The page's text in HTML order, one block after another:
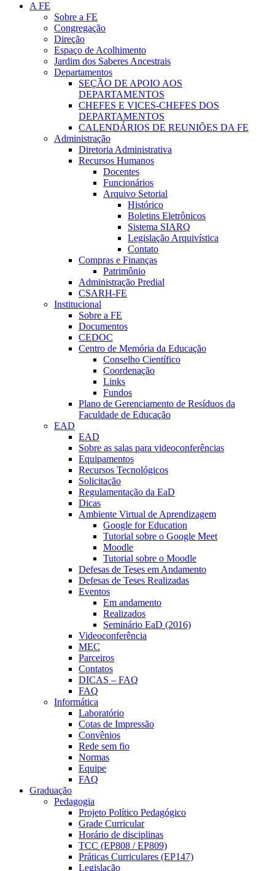
A FE
Sobre a FE
Congregação
Direção
Espaço de Acolhimento
Jardim dos Saberes Ancestrais
Departamentos
SEÇÃO DE APOIO AOS
DEPARTAMENTOS
CHEFES E VICES-CHEFES DOS
DEPARTAMENTOS
CALENDÁRIOS DE REUNIÕES DA FE
Administração
Diretoria Administrativa
Recursos Humanos
Docentes
Funcionários
Arquivo Setorial
Histórico
Boletins Eletrônicos
Sistema SIARQ
Legislação Arquivística
Contato
Compras e Finanças
Patrimônio
Administração Predial
CSARH-FE
Institucional
Sobre a FE
Documentos
CEDOC
Centro de Memória da Educação
Conselho Científico
Coordenação
Links
Fundos
Plano de Gerenciamento de Resíduos da
Faculdade de Educação
EAD
EAD
Sobre as salas para videoconferências
Equipamentos
Recursos Tecnológicos
Solicitação
Regulamentação da EaD
Dicas
Ambiente Virtual de Aprendizagem
Google for Education
Tutorial sobre o Google Meet
Moodle
Tutorial sobre o Moodle
Defesas de Teses em Andamento
Defesas de Teses Realizadas
Eventos
Em andamento
Realizados
Seminário EaD (2016)
Videoconferência
MEC
Parceiros
Contatos
DICAS – FAQ
FAQ
Informática
Laboratório
Cotas de Impressão
Convênios
Rede sem fio
Normas
Equipe
FAQ
Graduação
Pedagogia
Projeto Político Pedagógico
Grade Curricular
Horário de disciplinas
TCC (EP808 / EP809)
Práticas Curriculares (EP147)
Legislação